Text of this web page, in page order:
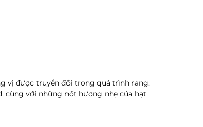
vị được truyển đồi trong quá trình rang.
cùng với những nốt hương nhẹ của hạt